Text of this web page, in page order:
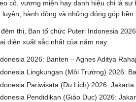
cô, vương miện hay danh hiệu chỉ là
hành động và những đóng góp bền
đêm thi, Ban tổ chức Puteri Indonesia
diện xuất sắc nhất của năm nay:
2026: Banten – Agnes Aditya
Lingkungan (Môi Trường) 2026:
Pariwisata (Du Lịch) 2026:
Pendidikan (Giáo Dục) 2026: